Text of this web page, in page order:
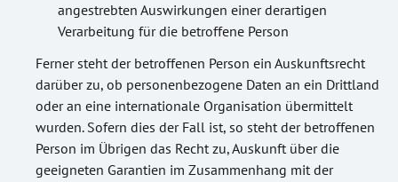
angestrebten Auswirkungen einer derartigen
Verarbeitung für die betroffene Person
Ferner steht der betroffenen Person ein Auskunftsrecht
darüber zu, ob personenbezogene Daten an ein Drittland
oder an eine internationale Organisation übermittelt
wurden. Sofern dies der Fall ist, so steht der betroffenen
Person im Übrigen das Recht zu, Auskunft über die
geeigneten Garantien im Zusammenhang mit der